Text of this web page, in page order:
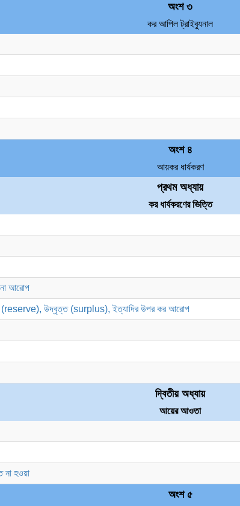
অংশ ৩
কর আপিল ট্রাইব্যুনাল
অংশ ৪
আয়কর ধার্যকরণ
প্রথম অধ্যায়
কর ধার্যকরণের ভিত্তি
আরোপ
উদ্বৃত্ত (surplus), ইত্যাদির উপর কর আরোপ
দ্বিতীয় অধ্যায়
আয়ের আওতা
হওয়া
অংশ ৫